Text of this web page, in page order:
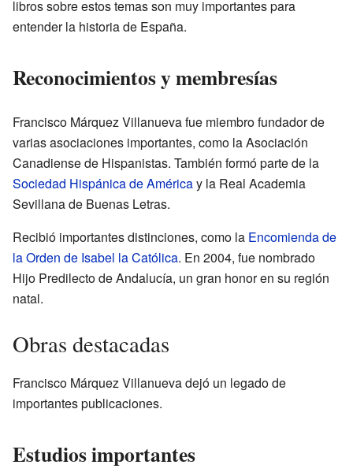
libros sobre estos temas son muy importantes para
entender la historia de España.
Reconocimientos y membresías
Francisco Márquez Villanueva fue miembro fundador de
varias asociaciones importantes, como la Asociación
Canadiense de Hispanistas. También formó parte de la
Sociedad Hispánica de Américay la Real Academia
Sevillana de Buenas Letras.
Recibió importantes distinciones, como la Encomienda de
la Orden de Isabel la Católica. En 2004, fue nombrado
Hijo Predilecto de Andalucía, un gran honor en su región
natal.
Obras destacadas
Francisco Márquez Villanueva dejó un legado de
importantes publicaciones.
Estudios importantes